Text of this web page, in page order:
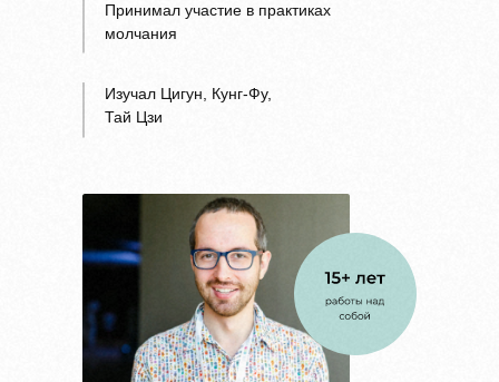
Принимал участие в практиках
молчания
Изучал Цигун, Кунг-Фу,
Тай Цзи
НАПИШИТЕ МНЕ ДЛЯ
ПЕРСОНАЛЬНОЙ
КОНСУЛЬТАЦИИ